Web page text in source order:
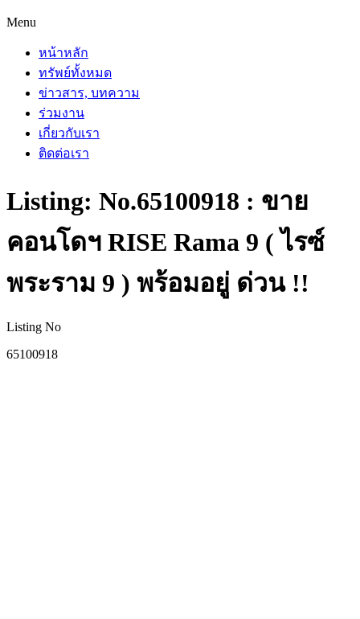
Menu
หน้าหลัก
ทรัพย์ทั้งหมด
ข่าวสาร, บทความ
ร่วมงาน
เกี่ยวกับเรา
ติดต่อเรา
Listing: No.65100918 : ขาย
คอนโดฯ RISE Rama 9 ( ไรซ์
พระราม 9 ) พร้อมอยู่ ด่วน !!
Listing No
65100918